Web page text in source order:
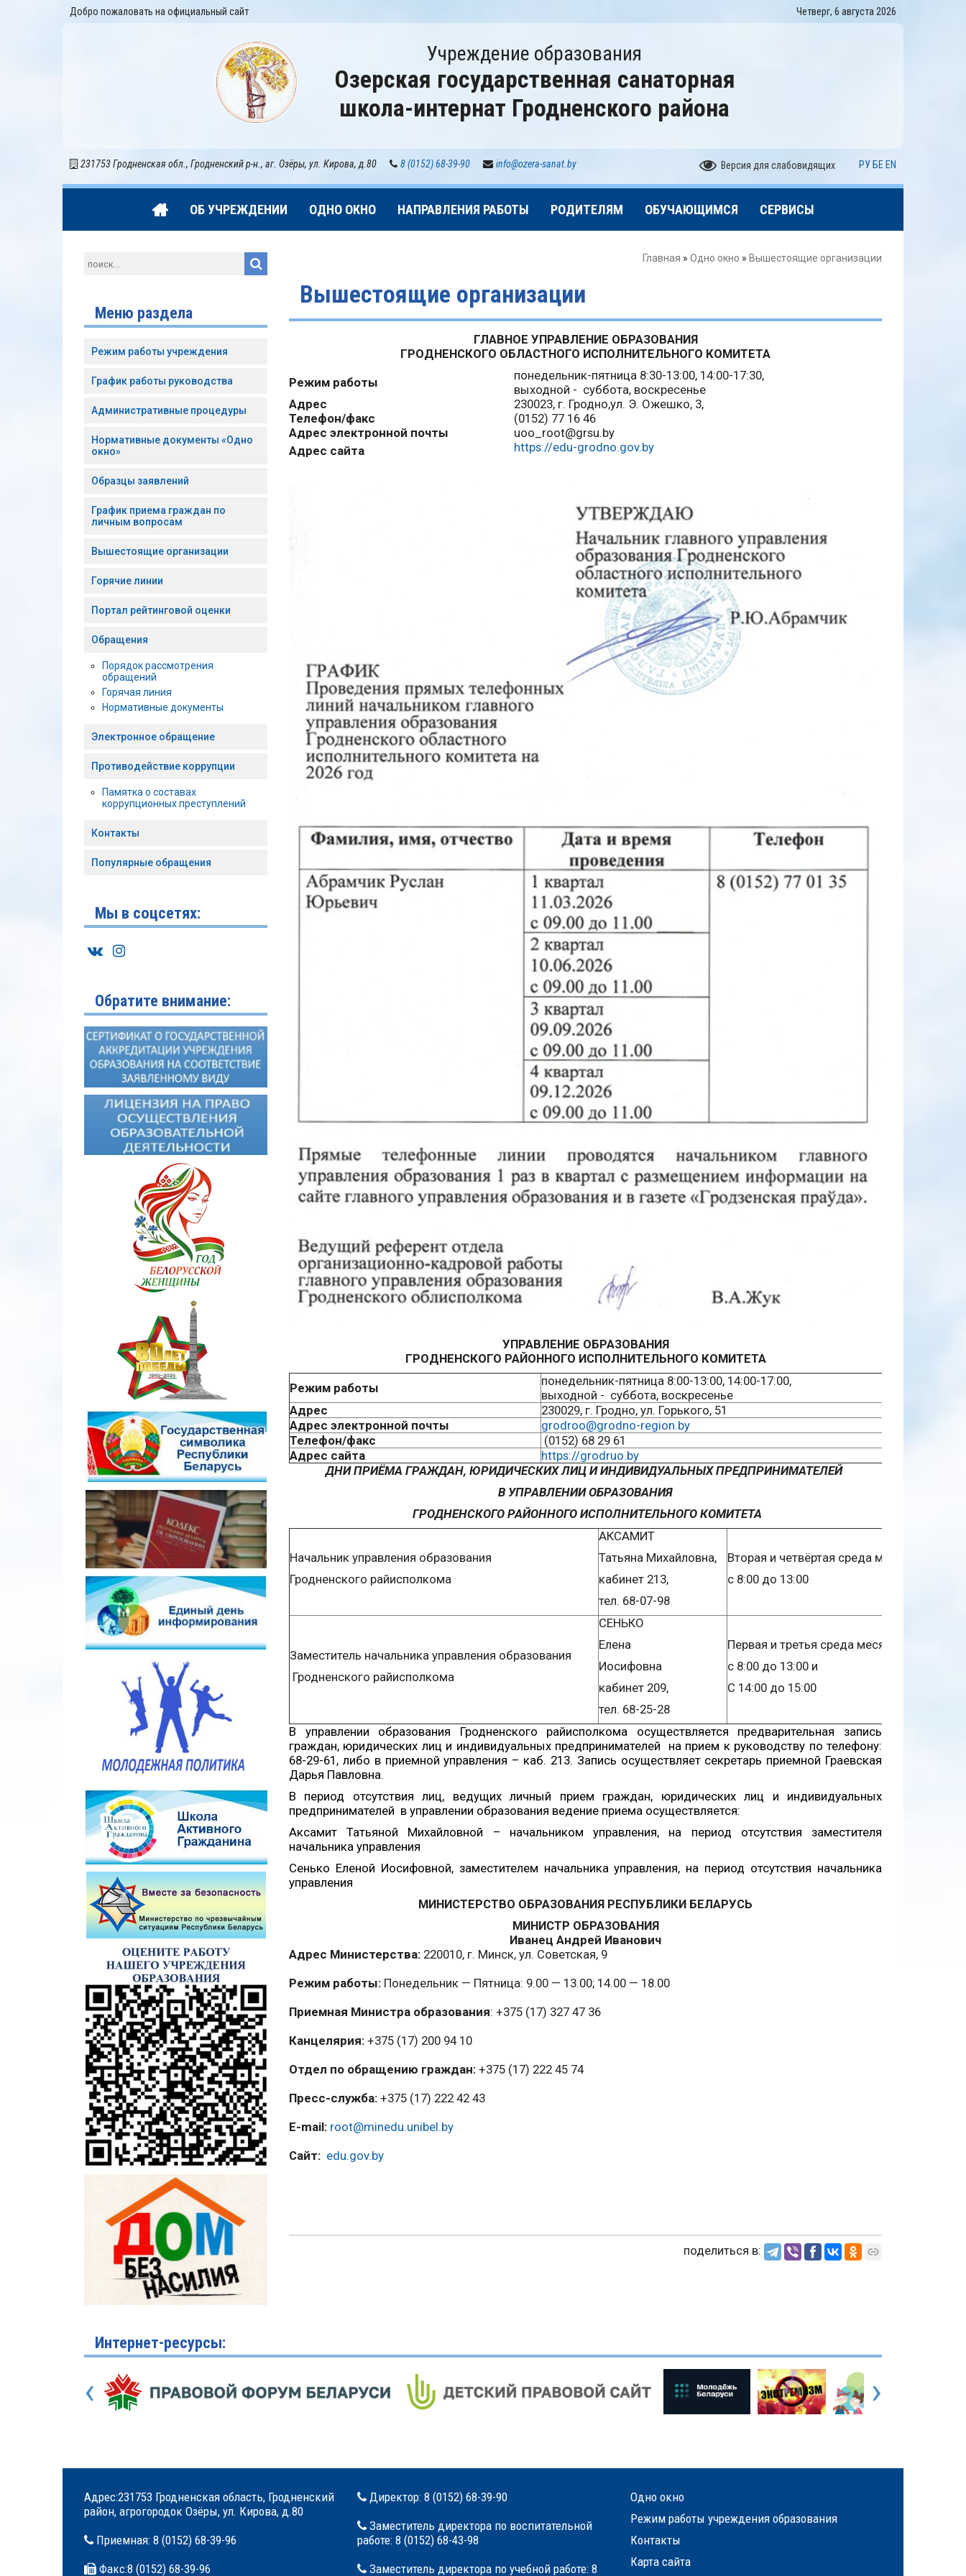
Добро пожаловать на официальный сайт Четверг, 6 августа 2026
Учреждение образования
Озерская государственная санаторная
школа-интернат Гродненского района
231753 Гродненская обл., Гродненский р-н., аг. Озёры, ул. Кирова, д.80 8 (0152) 68-39-90 info@ozera-sanat.by Версия для слабовидящих РУ БЕ EN
ОБ УЧРЕЖДЕНИИ ОДНО ОКНО НАПРАВЛЕНИЯ РАБОТЫ РОДИТЕЛЯМ ОБУЧАЮЩИМСЯ СЕРВИСЫ
Главная » Одно окно » Вышестоящие организации
Вышестоящие организации
ГЛАВНОЕ УПРАВЛЕНИЕ ОБРАЗОВАНИЯ
ГРОДНЕНСКОГО ОБЛАСТНОГО ИСПОЛНИТЕЛЬНОГО КОМИТЕТА
Режим работы
понедельник-пятница 8:30-13:00, 14:00-17:30,
выходной - суббота, воскресенье
Адрес
230023, г. Гродно,ул. Э. Ожешко, 3,
Телефон/факс
(0152) 77 16 46
Адрес электронной почты
uoo_root@grsu.by
Адрес сайта
https://edu-grodno.gov.by
УПРАВЛЕНИЕ ОБРАЗОВАНИЯ
ГРОДНЕНСКОГО РАЙОННОГО ИСПОЛНИТЕЛЬНОГО КОМИТЕТА
Режим работы
понедельник-пятница 8:00-13:00, 14:00-17:00,
выходной - суббота, воскресенье
Адрес
230029, г. Гродно, ул. Горького, 51
Адрес электронной почты
grodroo@grodno-region.by
Телефон/факс
(0152) 68 29 61
Адрес сайта
https://grodruo.by
ДНИ ПРИЁМА ГРАЖДАН, ЮРИДИЧЕСКИХ ЛИЦ И ИНДИВИДУАЛЬНЫХ ПРЕДПРИНИМАТЕЛЕЙ
В УПРАВЛЕНИИ ОБРАЗОВАНИЯ
ГРОДНЕНСКОГО РАЙОННОГО ИСПОЛНИТЕЛЬНОГО КОМИТЕТА
Начальник управления образования
Гродненского райисполкома
АКСАМИТ
Татьяна Михайловна,
кабинет 213,
тел. 68-07-98
Вторая и четвёртая среда месяца,
с 8:00 до 13:00
Заместитель начальника управления образования
Гродненского райисполкома
СЕНЬКО
Елена
Иосифовна
кабинет 209,
тел. 68-25-28
Первая и третья среда месяца
с 8:00 до 13:00 и
С 14:00 до 15:00
В управлении образования Гродненского райисполкома осуществляется предварительная запись
граждан, юридических лиц и индивидуальных предпринимателей на прием к руководству по телефону:
68-29-61, либо в приемной управления – каб. 213. Запись осуществляет секретарь приемной Граевская
Дарья Павловна.
В период отсутствия лиц, ведущих личный прием граждан, юридических лиц и индивидуальных
предпринимателей в управлении образования ведение приема осуществляется:
Аксамит Татьяной Михайловной – начальником управления, на период отсутствия заместителя
начальника управления
Сенько Еленой Иосифовной, заместителем начальника управления, на период отсутствия начальника
управления
МИНИСТЕРСТВО ОБРАЗОВАНИЯ РЕСПУБЛИКИ БЕЛАРУСЬ
МИНИСТР ОБРАЗОВАНИЯ
Иванец Андрей Иванович
Адрес Министерства: 220010, г. Минск, ул. Советская, 9
Режим работы: Понедельник — Пятница: 9.00 — 13.00; 14.00 — 18.00
Приемная Министра образования: +375 (17) 327 47 36
Канцелярия: +375 (17) 200 94 10
Отдел по обращению граждан: +375 (17) 222 45 74
Пресс-служба: +375 (17) 222 42 43
E-mail: root@minedu.unibel.by
Сайт: edu.gov.by
поделиться в:
Меню раздела
Режим работы учреждения
График работы руководства
Административные процедуры
Нормативные документы «Одно
окно»
Образцы заявлений
График приема граждан по
личным вопросам
Вышестоящие организации
Горячие линии
Портал рейтинговой оценки
Обращения
Порядок рассмотрения
обращений
Горячая линия
Нормативные документы
Электронное обращение
Противодействие коррупции
Памятка о составах
коррупционных преступлений
Контакты
Популярные обращения
Мы в соцсетях:
Обратите внимание:
Интернет-ресурсы:
‹ ›
Адрес:231753 Гродненская область, Гродненский
район, агрогородок Озёры, ул. Кирова, д.80
Приемная: 8 (0152) 68-39-96
Факс:8 (0152) 68-39-96
Директор: 8 (0152) 68-39-90
Заместитель директора по воспитательной
работе: 8 (0152) 68-43-98
Заместитель директора по учебной работе: 8
Одно окно
Режим работы учреждения образования
Контакты
Карта сайта